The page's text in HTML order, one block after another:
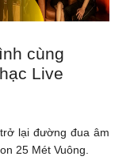
cùng
Live
lại đường đua âm
25 Mét Vuông.